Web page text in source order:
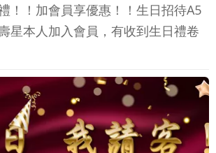
！！加會員享優惠！！生日招待A5
星本人加入會員，有收到生日禮卷